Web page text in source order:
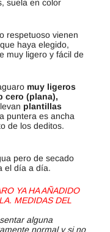
suela en color
respetuoso vienen
haya elegido,
muy ligero y fácil de
muy ligeros
cero (plana),
plantillas
puntera es ancha
de los deditos.
pero de secado
el día a día.
YA HA AÑADIDO
MEDIDAS DEL
alguna
normal y si no